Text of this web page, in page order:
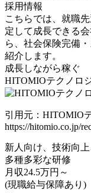
採用情報
こちらでは、就職
定して成長できる
ら、社会保険完備
紹介します。
成長しながら稼ぐ
HITOMIOテクノロ
引用元：HITOMIO
https://hitomio.co.jp/
新人向け、技術向
多種多彩な研修
月収24.5万円～
(現職給与保障あり)